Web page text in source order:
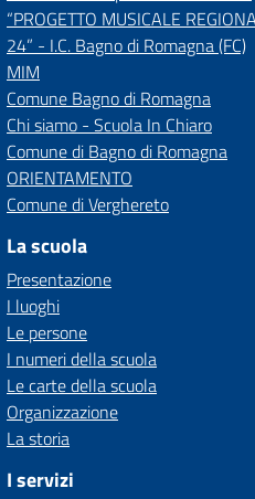
“PROGETTO MUSICALE
24” - I.C. Bagno di Romagna (FC)
MIM
Comune Bagno di Romagna
Chi siamo - Scuola In Chiaro
Comune di Bagno di Romagna
ORIENTAMENTO
Comune di Verghereto
La scuola
Presentazione
I luoghi
Le persone
I numeri della scuola
Le carte della scuola
Organizzazione
La storia
I servizi